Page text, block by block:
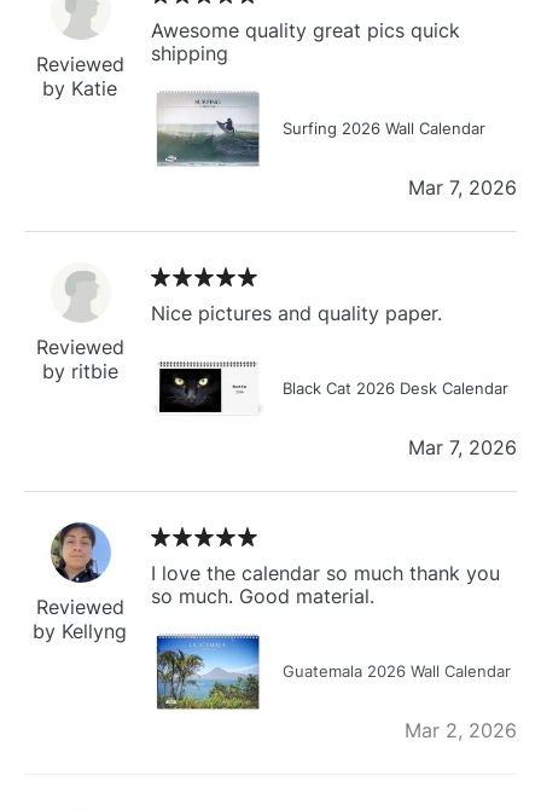
Reviewed
by Katie
Awesome quality great pics quick
shipping
Surfing 2026 Wall Calendar
Mar 7, 2026
Reviewed
by ritbie
Nice pictures and quality paper.
Black Cat 2026 Desk Calendar
Mar 7, 2026
Reviewed
by Kellyng
I love the calendar so much thank you
so much. Good material.
Guatemala 2026 Wall Calendar
Mar 2, 2026